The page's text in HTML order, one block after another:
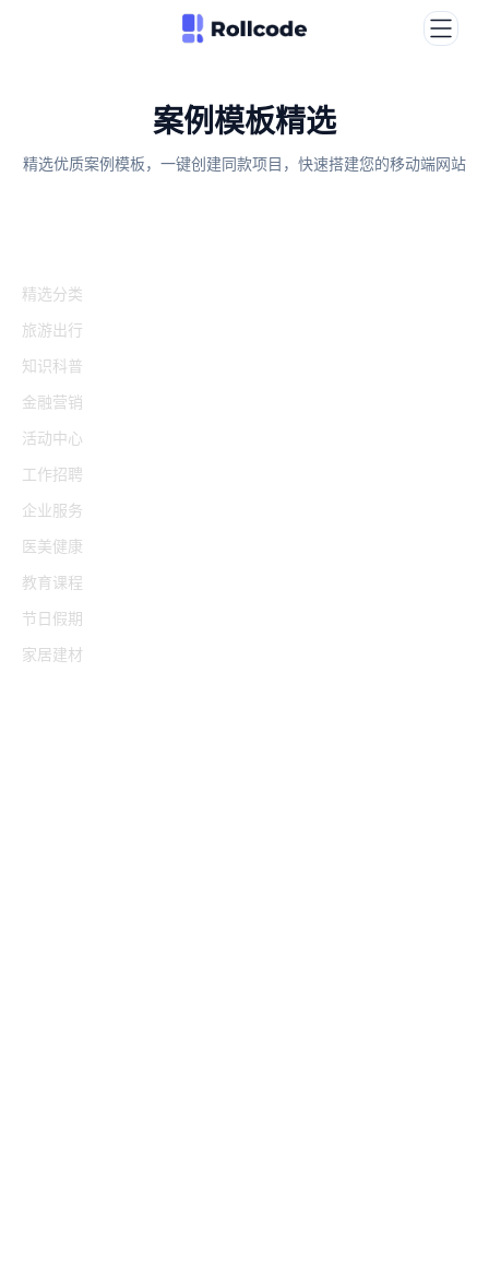
案例模板精选
精选优质案例模板，一键创建同款项目，快速搭建您的移动端网站
精选分类
旅游出行
知识科普
金融营销
活动中心
工作招聘
企业服务
医美健康
教育课程
节日假期
家居建材